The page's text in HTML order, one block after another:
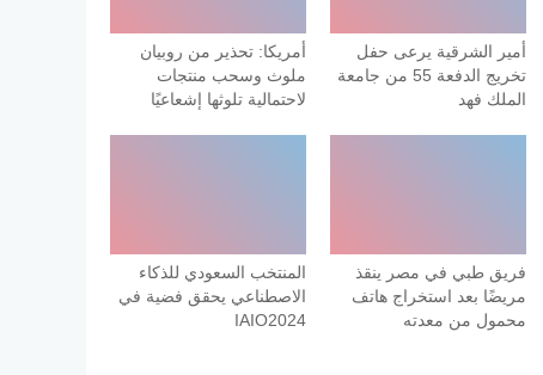
أمير الشرقية يرعى حفل
تخريج الدفعة 55 من جامعة
الملك فهد
أمريكا: تحذير من روبيان
ملوث وسحب منتجات
لاحتمالية تلوثها إشعاعيًا
فريق طبي في مصر ينقذ
مريضًا بعد استخراج هاتف
محمول من معدته
المنتخب السعودي للذكاء
الاصطناعي يحقق فضية في
IAIO2024